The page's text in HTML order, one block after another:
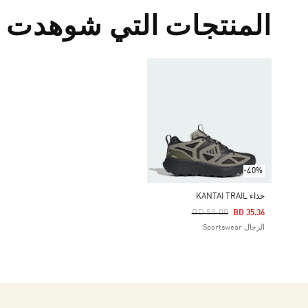
المنتجات التي شوهدت
-40%
حذاء KANTAI TRAIL
Price Reduced From
BD 59.00
To BD 35.36
الرجال Sportswear